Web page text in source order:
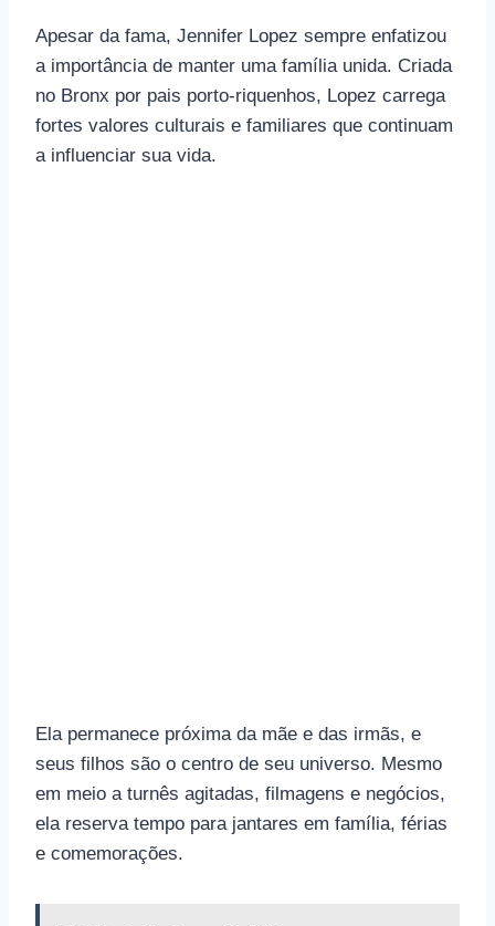
Apesar da fama, Jennifer Lopez sempre enfatizou
a importância de manter uma família unida. Criada
no Bronx por pais porto-riquenhos, Lopez carrega
fortes valores culturais e familiares que continuam
a influenciar sua vida.
Ela permanece próxima da mãe e das irmãs, e
seus filhos são o centro de seu universo. Mesmo
em meio a turnês agitadas, filmagens e negócios,
ela reserva tempo para jantares em família, férias
e comemorações.